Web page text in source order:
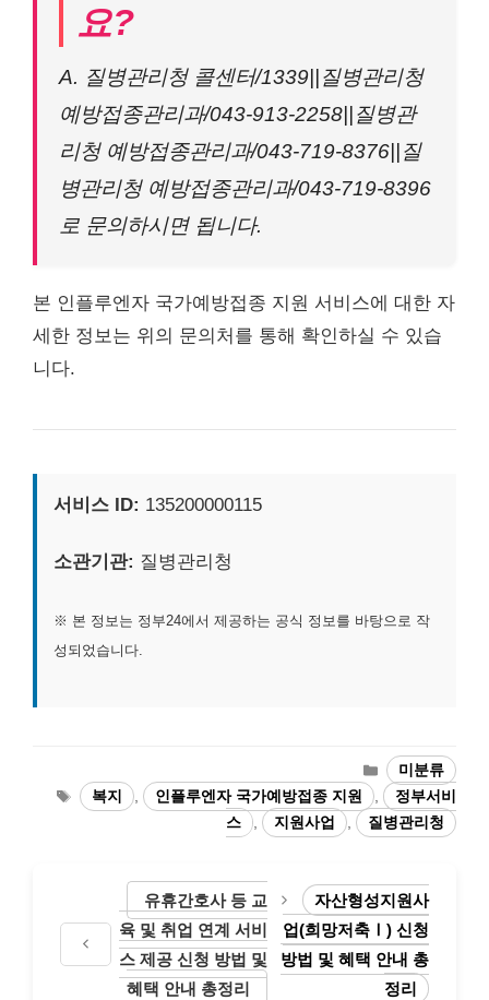
요?
A. 질병관리청 콜센터/1339||질병관리청
예방접종관리과/043-913-2258||질병관
리청 예방접종관리과/043-719-8376||질
병관리청 예방접종관리과/043-719-8396
로 문의하시면 됩니다.
본 인플루엔자 국가예방접종 지원 서비스에 대한 자
세한 정보는 위의 문의처를 통해 확인하실 수 있습
니다.
서비스 ID: 135200000115
소관기관: 질병관리청
※ 본 정보는 정부24에서 제공하는 공식 정보를 바탕으로 작
성되었습니다.
카
테
고
리
미분류
태
그
복지 , 인플루엔자 국가예방접종 지원 ,
정부서비
스
, 지원사업 , 질병관리청
유휴간호사 등 교
육 및 취업 연계 서비
스 제공 신청 방법 및
혜택 안내 총정리
자산형성지원사
업(희망저축Ⅰ) 신청
방법 및 혜택 안내 총
정리